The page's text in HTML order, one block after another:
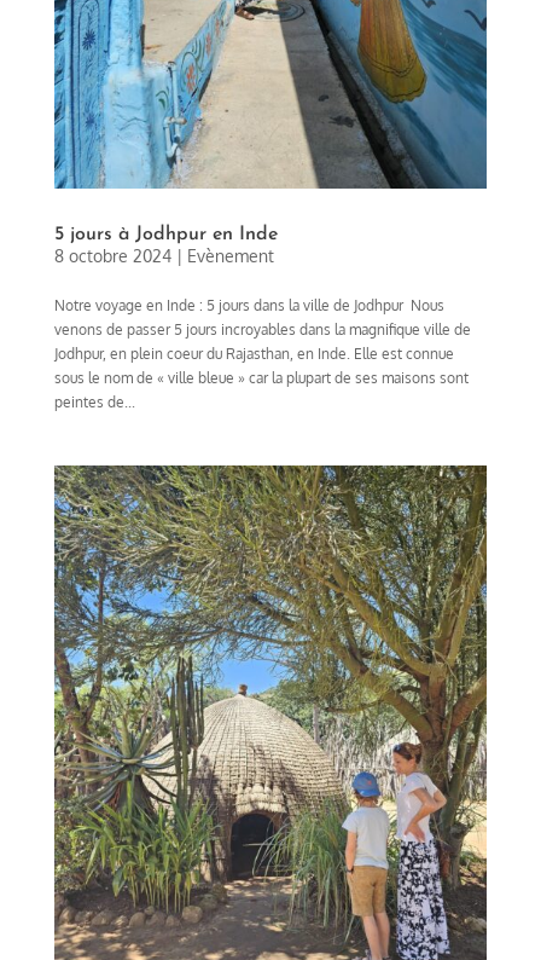
5 jours à Jodhpur en Inde
8 octobre 2024| Evènement
Notre voyage en Inde : 5 jours dans la ville de Jodhpur Nous
venons de passer 5 jours incroyables dans la magnifique ville de
Jodhpur, en plein coeur du Rajasthan, en Inde. Elle est connue
sous le nom de « ville bleue » car la plupart de ses maisons sont
peintes de...